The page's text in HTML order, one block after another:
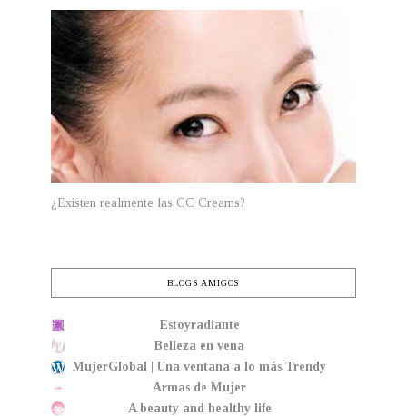
¿Existen realmente las CC Creams?
BLOGS AMIGOS
Estoyradiante
Belleza en vena
MujerGlobal | Una ventana a lo más Trendy
Armas de Mujer
A beauty and healthy life